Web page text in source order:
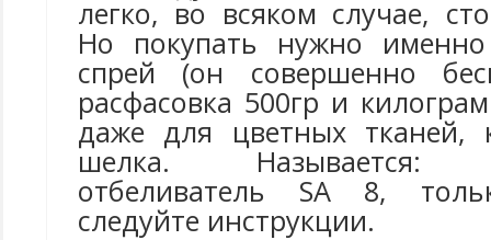
легко, во всяком случае,
Но покупать нужно
спрей (он совершенно
расфасовка 500гр и
даже для цветных тканей,
шелка. Называется:
отбеливатель SA 8,
следуйте инструкции.